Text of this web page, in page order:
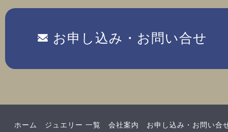
お申し込み・お問い合せ
ホーム ジュエリー 一覧 会社案内 お申し込み・お問い合